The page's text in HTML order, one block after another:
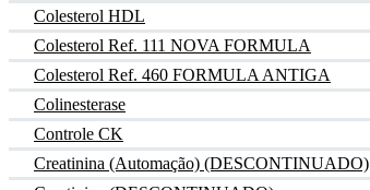
Colesterol HDL
Colesterol Ref. 111 NOVA FORMULA
Colesterol Ref. 460 FORMULA ANTIGA
Colinesterase
Controle CK
Creatinina (Automação) (DESCONTINUADO)